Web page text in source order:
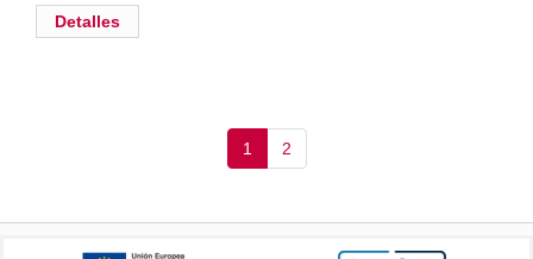
Detalles
1 (current)
2